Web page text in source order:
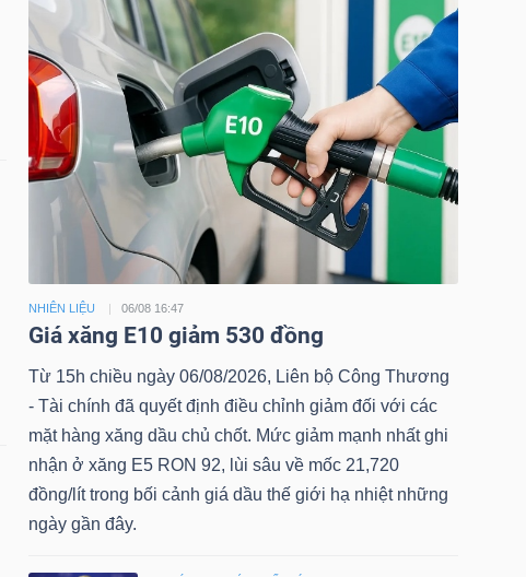
NHIÊN LIỆU 06/08 16:47
Giá xăng E10 giảm 530 đồng
Từ 15h chiều ngày 06/08/2026, Liên bộ Công Thương
- Tài chính đã quyết định điều chỉnh giảm đối với các
mặt hàng xăng dầu chủ chốt. Mức giảm mạnh nhất ghi
nhận ở xăng E5 RON 92, lùi sâu về mốc 21,720
đồng/lít trong bối cảnh giá dầu thế giới hạ nhiệt những
ngày gần đây.